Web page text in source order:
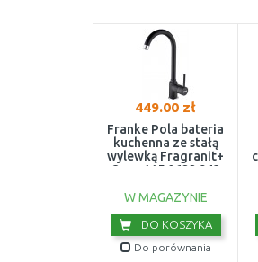
449.00 zł
Franke Pola bateria
kuchenna ze stałą
wylewką Fragranit+
Onyx 115.0622.943
W MAGAZYNIE
DO KOSZYKA
Do porównania